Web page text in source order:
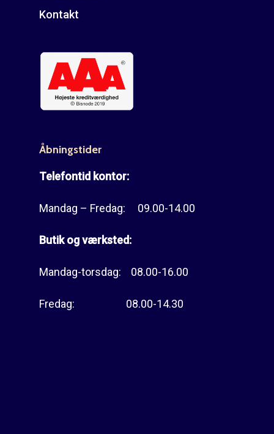
Kontakt
Åbningstider
Telefontid kontor:
Mandag – Fredag: 09.00-14.00
Butik og værksted:
Mandag-torsdag: 08.00-16.00
Fredag: 08.00-14.30